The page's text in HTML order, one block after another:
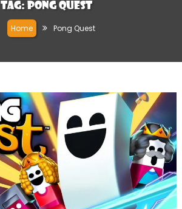
Tag: Pong Quest
Home Pong Quest